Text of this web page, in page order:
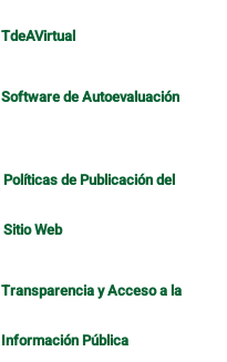
TdeAVirtual
Software de Autoevaluación
Políticas de Publicación del
Sitio Web
Transparencia y Acceso a la
Información Pública